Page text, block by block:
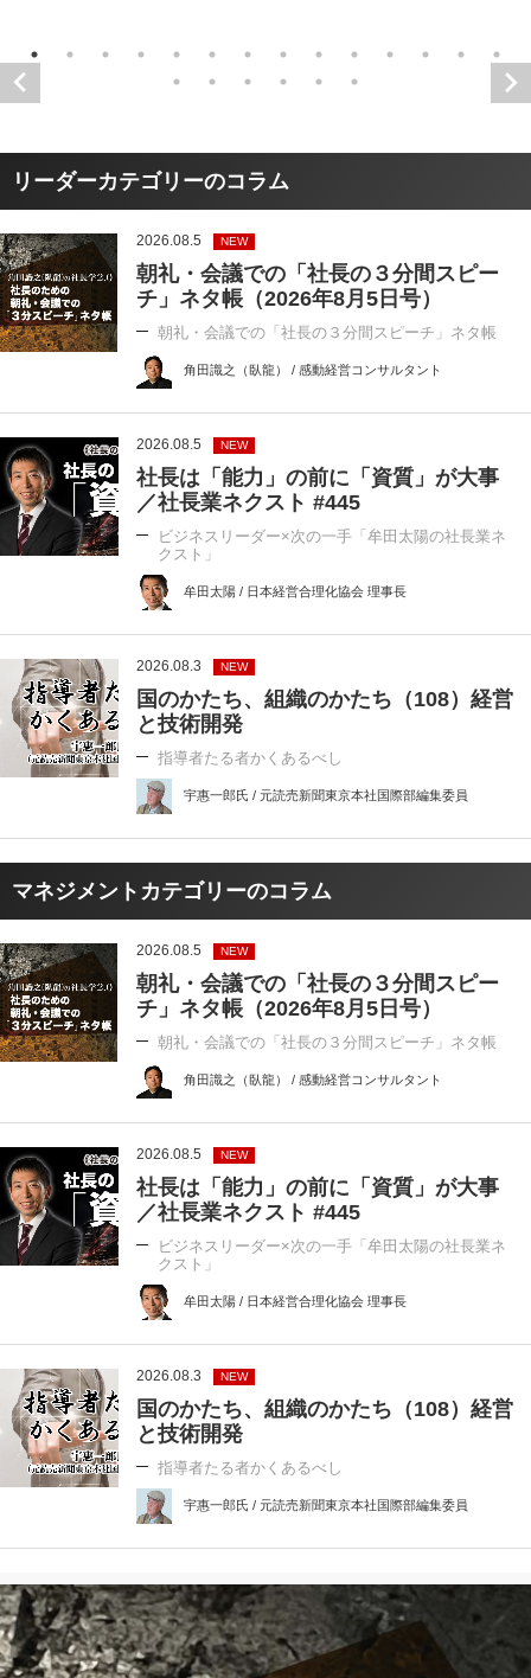
リーダーカテゴリーのコラム
2026.08.5 NEW
朝礼・会議での「社長の３分間スピー
チ」ネタ帳（2026年8月5日号）
朝礼・会議での「社長の３分間スピーチ」ネタ帳
角田識之（臥龍） / 感動経営コンサルタント
2026.08.5 NEW
社長は「能力」の前に「資質」が大事
／社長業ネクスト #445
ビジネスリーダー×次の一手「牟田太陽の社長業ネ
クスト」
牟田太陽 / 日本経営合理化協会 理事長
2026.08.3 NEW
国のかたち、組織のかたち（108）経営
と技術開発
指導者たる者かくあるべし
宇惠一郎氏 / 元読売新聞東京本社国際部編集委員
マネジメントカテゴリーのコラム
2026.08.5 NEW
朝礼・会議での「社長の３分間スピー
チ」ネタ帳（2026年8月5日号）
朝礼・会議での「社長の３分間スピーチ」ネタ帳
角田識之（臥龍） / 感動経営コンサルタント
2026.08.5 NEW
社長は「能力」の前に「資質」が大事
／社長業ネクスト #445
ビジネスリーダー×次の一手「牟田太陽の社長業ネ
クスト」
牟田太陽 / 日本経営合理化協会 理事長
2026.08.3 NEW
国のかたち、組織のかたち（108）経営
と技術開発
指導者たる者かくあるべし
宇惠一郎氏 / 元読売新聞東京本社国際部編集委員